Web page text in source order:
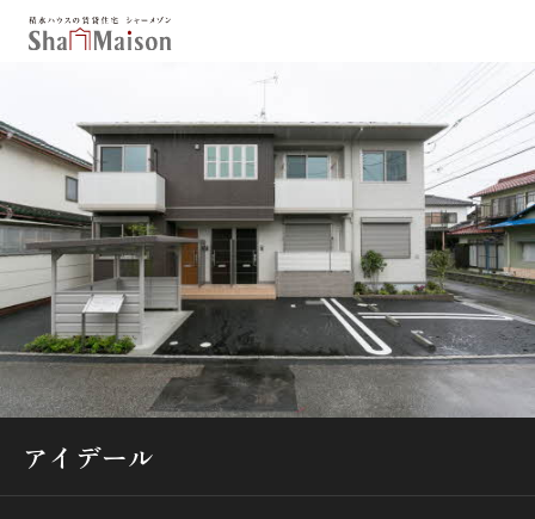
お気に入り
新着メール設定
最近見た物件
北海道 東北
中部
関西
中国・四国
九州
市区郡・路線・駅から探す
通勤・通学時間から探す
地図から探す
アイデール